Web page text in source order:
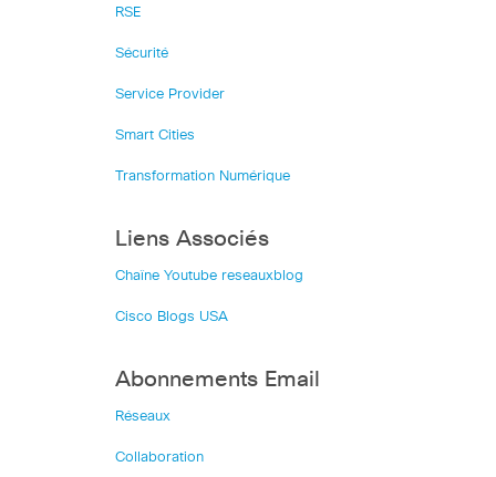
RSE
Sécurité
Service Provider
Smart Cities
Transformation Numérique
Liens Associés
Chaîne Youtube reseauxblog
Cisco Blogs USA
Abonnements Email
Réseaux
Collaboration